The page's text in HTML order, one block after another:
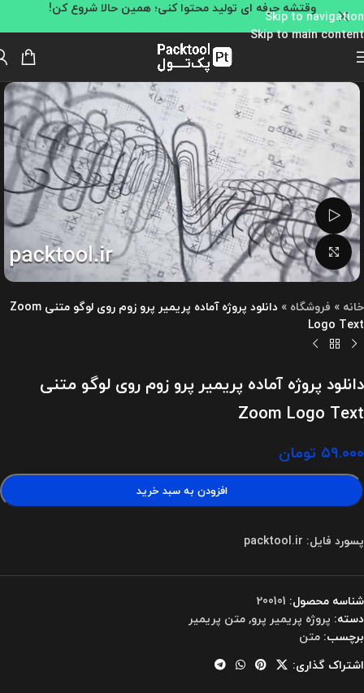
Skip to navigation
Skip to main content
وقتشه حرفه ای تولید محتوا کنی؛ همین حالا شروع کن!
تماشای ویدئو
بزرگنمایی تصویر
خانه » فروشگاه »
دانلود پروژه آماده پریمیر پرو زوم روی لوگو متنی Zoom
Logo Text
دانلود پروژه آماده پریمیر پرو زوم روی لوگو متنی
Zoom Logo Text
۵۹.۰۰۰ تومان
افزودن به سبد خرید
پسورد فایل: packtool.ir
شناسه محصول: 200101
دسته: پروژه پریمیر پرو,متن پریمیر
برچسب: متن
اشتراک گذاری: